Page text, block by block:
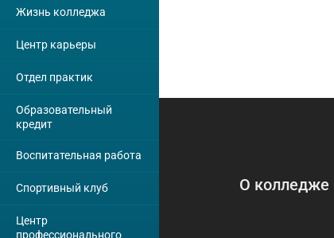
Жизнь колледжа
Центр карьеры
Отдел практик
Образовательный
кредит
Воспитательная работа
Спортивный клуб
Центр
профессионального
О колледже